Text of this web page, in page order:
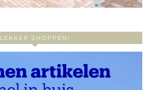
LEKKER SHOPPEN!